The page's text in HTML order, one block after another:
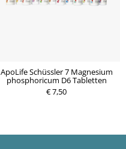
ApoLife Schüssler 7 Magnesium
phosphoricum D6 Tabletten
€ 7,50